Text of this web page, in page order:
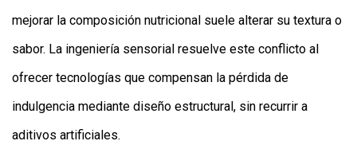
mejorar la composición nutricional suele alterar su textura o
sabor. La ingeniería sensorial resuelve este conflicto al
ofrecer tecnologías que compensan la pérdida de
indulgencia mediante diseño estructural, sin recurrir a
aditivos artificiales.